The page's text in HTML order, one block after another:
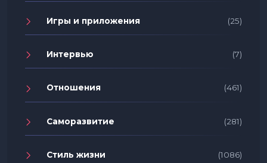
Игры и приложения (25)
Интервью (7)
Отношения (461)
Саморазвитие (281)
Стиль жизни (1086)